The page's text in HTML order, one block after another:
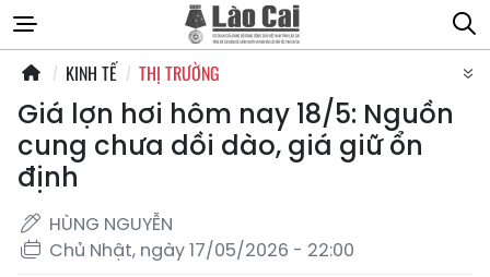
KINH TẾ THỊ TRƯỜNG
Giá lợn hơi hôm nay 18/5: Nguồn
cung chưa dồi dào, giá giữ ổn
định
HÙNG NGUYỄN
Chủ Nhật, ngày 17/05/2026 - 22:00